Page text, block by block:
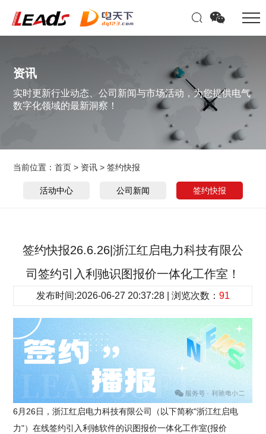
资讯
实时更新行业动态、公司新闻与市场活动，为您提供电气
数字化领域的最新洞察！
当前位置：首页 > 资讯 >签约快报
活动中心 公司新闻 签约快报
签约快报26.6.26|浙江红启电力科技有限公
司签约引入利驰识图报价一体化工作室！
发布时间:2026-06-27 20:37:28 | 浏览次数： 91
6月26日，浙江红启电力科技有限公司（以下简称"浙江红启电
力"）在线签约引入利驰软件的识图报价一体化工作室(报价